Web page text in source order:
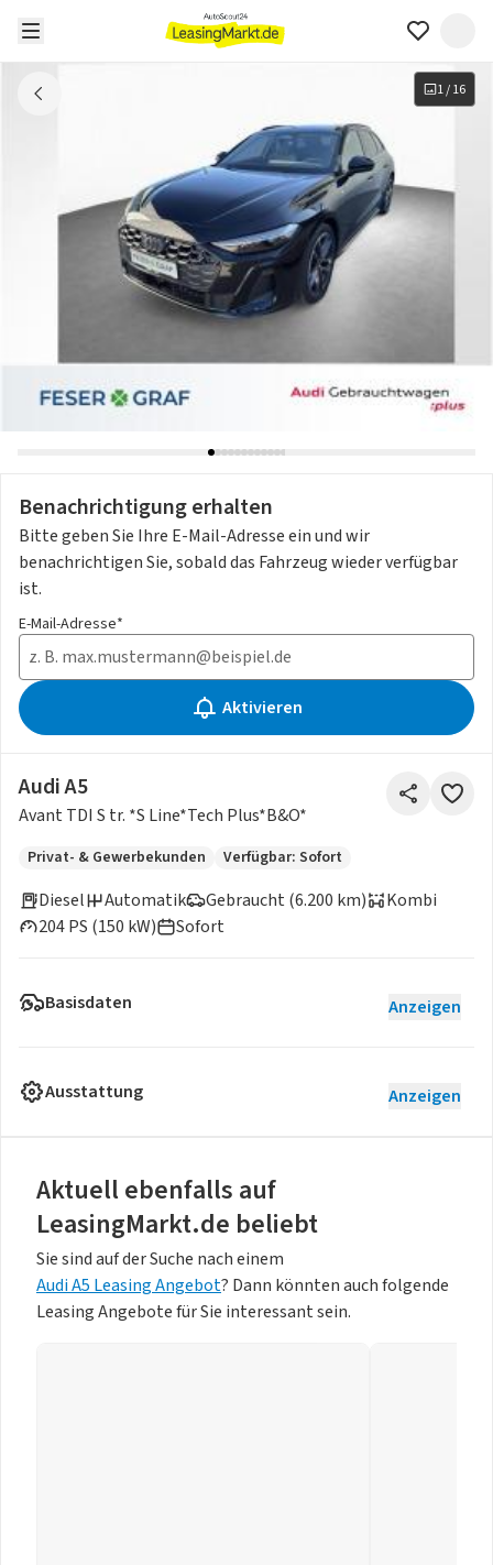
1/16
Benachrichtigung erhalten
Bitte geben Sie Ihre E-Mail-Adresse ein und wir
benachrichtigen Sie, sobald das Fahrzeug wieder verfügbar
ist.
E-Mail-Adresse*
Aktivieren
Audi A5
Avant TDI S tr. *S Line*Tech Plus*B&O*
Privat- & Gewerbekunden Verfügbar: Sofort
Diesel
Gebraucht (6.200 km)
204 PS (150 kW)
Automatik
Kombi
Sofort
Basisdaten Anzeigen
Ausstattung Anzeigen
Aktuell ebenfalls auf
LeasingMarkt.de beliebt
Sie sind auf der Suche nach einem
Audi A5 Leasing Angebot? Dann könnten auch folgende
Leasing Angebote für Sie interessant sein.